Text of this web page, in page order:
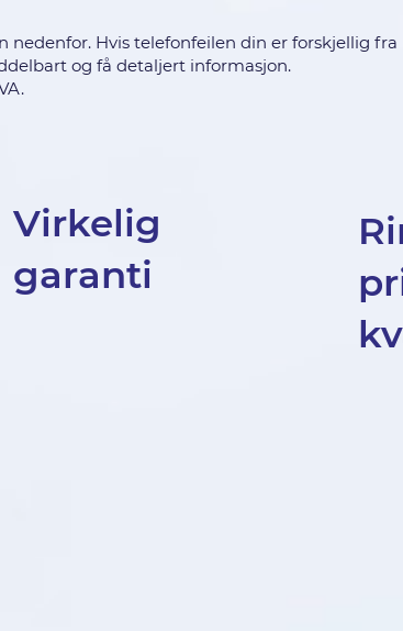
Hvis telefonfeilen din er forskjellig fra
og få detaljert informasjon.
Virkelig
garanti